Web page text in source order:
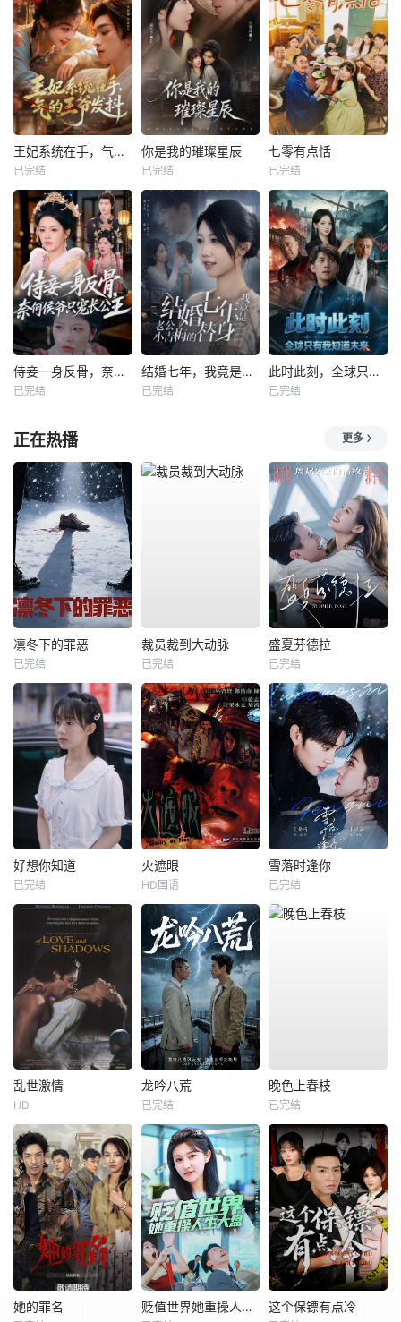
王妃系统在手，气的王爷发抖
已完结
你是我的璀璨星辰
已完结
七零有点恬
已完结
侍妾一身反骨，奈何侯爷只宠长公主
已完结
结婚七年，我竟是老公小青梅的替身
已完结
此时此刻，全球只有我知道未来
已完结
正在热播 更多
凛冬下的罪恶
已完结
裁员裁到大动脉
已完结
盛夏芬德拉
已完结
好想你知道
已完结
火遮眼
HD国语
雪落时逢你
已完结
乱世激情
HD
龙吟八荒
已完结
晚色上春枝
已完结
她的罪名 贬值世界她重操人生大盘 这个保镖有点冷